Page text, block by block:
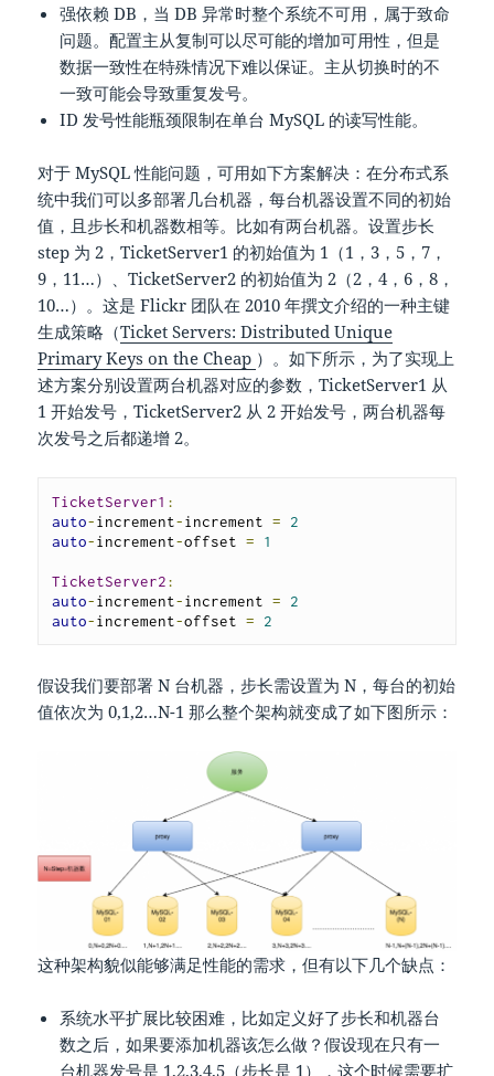
强依赖 DB，当 DB 异常时整个系统不可用，属于致命
问题。配置主从复制可以尽可能的增加可用性，但是
数据一致性在特殊情况下难以保证。主从切换时的不
一致可能会导致重复发号。
ID 发号性能瓶颈限制在单台 MySQL 的读写性能。
对于 MySQL 性能问题，可用如下方案解决：在分布式系
统中我们可以多部署几台机器，每台机器设置不同的初始
值，且步长和机器数相等。比如有两台机器。设置步长
step 为 2，TicketServer1 的初始值为 1（1，3，5，7，
9，11…）、TicketServer2 的初始值为 2（2，4，6，8，
10…）。这是 Flickr 团队在 2010 年撰文介绍的一种主键
生成策略（Ticket Servers: Distributed Unique
Primary Keys on the Cheap ）。如下所示，为了实现上
述方案分别设置两台机器对应的参数，TicketServer1 从
1 开始发号，TicketServer2 从 2 开始发号，两台机器每
次发号之后都递增 2。
TicketServer1 :
auto-increment-increment =
2
auto-increment-offset = 1
TicketServer2:
auto-increment-increment =
2
auto-increment-offset = 2
假设我们要部署 N 台机器，步长需设置为 N，每台的初始
值依次为 0,1,2…N-1 那么整个架构就变成了如下图所示：
这种架构貌似能够满足性能的需求，但有以下几个缺点：
系统水平扩展比较困难，比如定义好了步长和机器台
数之后，如果要添加机器该怎么做？假设现在只有一
台机器发号是 1,2,3,4,5（步长是 1），这个时候需要扩